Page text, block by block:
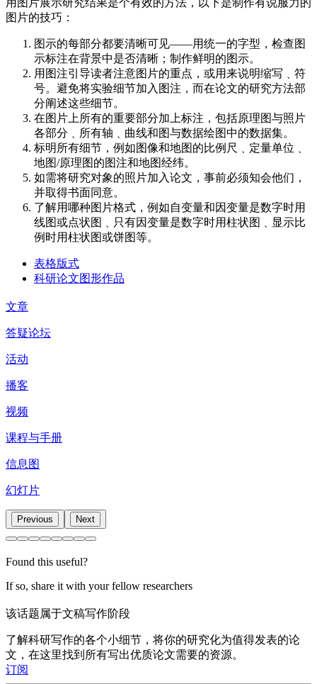
图片的技巧：
图示的每部分都要清晰可见——用统一的字型，检查图
示标注在背景中是否清晰；制作鲜明的图示。
用图注引导读者注意图片的重点，或用来说明缩写﹑符
号。避免将实验细节加入图注，而在论文的研究方法部
分阐述这些细节。
在图片上所有的重要部分加上标注，包括原理图与照片
各部分﹑所有轴﹑曲线和图与数据绘图中的数据集。
标明所有细节，例如图像和地图的比例尺﹑定量单位﹑
地图/原理图的图注和地图经纬。
如需将研究对象的照片加入论文，事前必须知会他们，
并取得书面同意。
了解用哪种图片格式，例如自变量和因变量是数字时用
线图或点状图﹑只有因变量是数字时用柱状图﹑显示比
例时用柱状图或饼图等。
表格版式
科研论文图形作品
文章
答疑论坛
活动
播客
视频
课程与手册
信息图
幻灯片
Previous Next
Found this useful?
If so, share it with your fellow researchers
该话题属于文稿写作阶段
了解科研写作的各个小细节，将你的研究化为值得发表的论
文，在这里找到所有写出优质论文需要的资源。
订阅